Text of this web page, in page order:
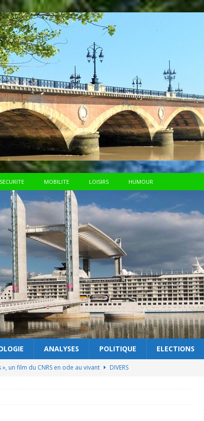
SECURITE MOBILITE LOISIRS HUMOUR
ANALYSES POLITIQUE ELECTIONS
», un film du CNRS en ode au vivant
DIVERS